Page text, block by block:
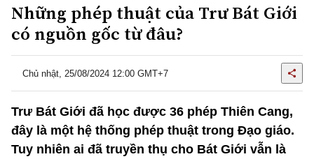
Những phép thuật của Trư Bát Giới
có nguồn gốc từ đâu?
Chủ nhật, 25/08/2024 12:00 GMT+7
Trư Bát Giới đã học được 36 phép Thiên Cang,
đây là một hệ thống phép thuật trong Đạo giáo.
Tuy nhiên ai đã truyền thụ cho Bát Giới vẫn là